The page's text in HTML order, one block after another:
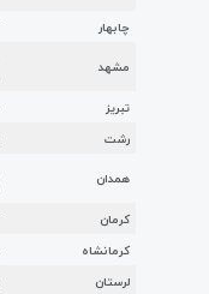
چابهار
مشهد
تبریز
رشت
همدان
کرمان
کرمانشاه
لرستان